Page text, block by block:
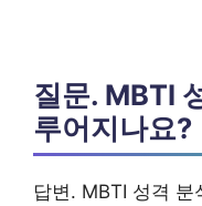
질문. MBTI
루어지나요?
답변. MBTI 성격 분